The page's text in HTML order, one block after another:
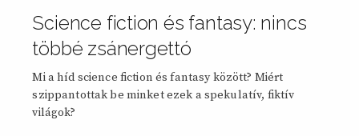
Science fiction és fantasy: nincs
többé zsánergettó
Mi a híd science fiction és fantasy között? Miért
szippantottak be minket ezek a spekulatív, fiktív
világok?